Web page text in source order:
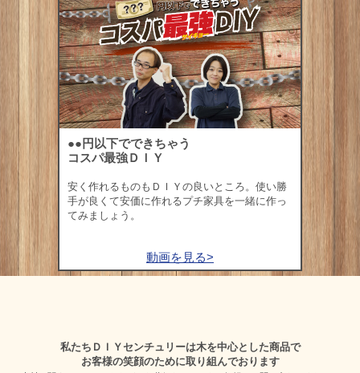
●●円以下でできちゃう
コスパ最強ＤＩＹ
安く作れるものもＤＩＹの良いところ。使い勝
手が良くて安価に作れるプチ家具を一緒に作っ
てみましょう。
動画を見る>
私たちＤＩＹセンチュリーは木を中心とした商品で
お客様の笑顔のために取り組んでおります